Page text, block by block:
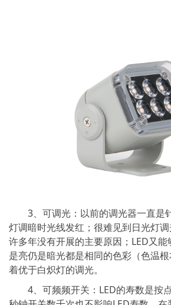
3、可调光：以前的调光器一直是
灯调暗时光线发红；很难见到日光灯
许多年没有开展的主要原因；LED又
是亮仍是暗光都是相同的色彩（色温
着优于白炽灯的调光。
4、可频频开关：LED的寿数是按